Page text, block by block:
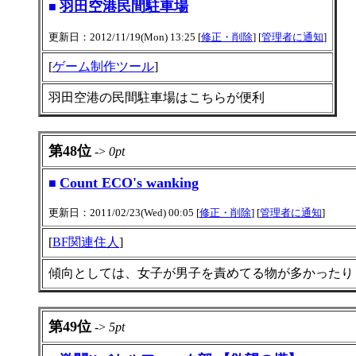
■ 羽田空港民間駐車場
更新日：2012/11/19(Mon) 13:25 [修正・削除] [管理者に通知]
[ゲーム制作ツール]
羽田空港の民間駐車場はこちらが便利
第48位 -> 0pt
■ Count ECO's wanking
更新日：2011/02/23(Wed) 00:05 [修正・削除] [管理者に通知]
[BF関連住人 ]
傾向としては、女子が男子を責めてる物が多かった
第49位 -> 5pt